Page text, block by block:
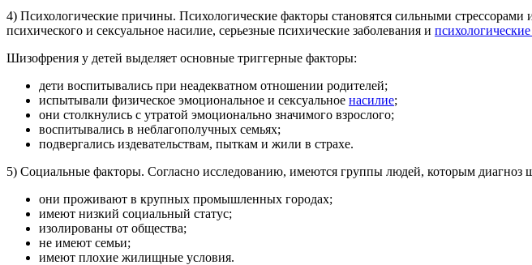
4) Психологические причины. Психологические факторы становятся сильными
психического и сексуальное насилие, серьезные психические заболевания и
Шизофрения у детей выделяет основные триггерные факторы:
дети воспитывались при неадекватном отношении родителей;
испытывали физическое эмоциональное и сексуальное насилие;
они столкнулись с утратой эмоционально значимого взрослого;
воспитывались в неблагополучных семьях;
подвергались издевательствам, пыткам и жили в страхе.
5) Социальные факторы. Согласно исследованию, имеются группы людей, которым диагноз
они проживают в крупных промышленных городах;
имеют низкий социальный статус;
изолированы от общества;
не имеют семьи;
имеют плохие жилищные условия.